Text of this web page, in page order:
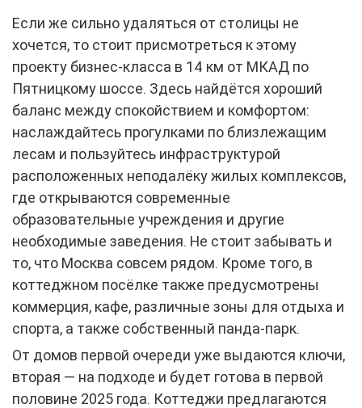
Если же сильно удаляться от столицы не
хочется, то стоит присмотреться к этому
проекту бизнес-класса в 14 км от МКАД по
Пятницкому шоссе. Здесь найдётся хороший
баланс между спокойствием и комфортом:
наслаждайтесь прогулками по близлежащим
лесам и пользуйтесь инфраструктурой
расположенных неподалёку жилых комплексов,
где открываются современные
образовательные учреждения и другие
необходимые заведения. Не стоит забывать и
то, что Москва совсем рядом. Кроме того, в
коттеджном посёлке также предусмотрены
коммерция, кафе, различные зоны для отдыха и
спорта, а также собственный панда-парк.
От домов первой очереди уже выдаются ключи,
вторая — на подходе и будет готова в первой
половине 2025 года. Коттеджи предлагаются